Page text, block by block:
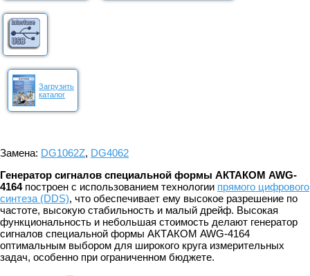
Загрузить
каталог
Замена: DG1062Z, DG4062
Генератор сигналов специальной формы АКТАКОМ AWG-
4164построен с использованием технологии прямого цифрового
синтеза (DDS), что обеспечивает ему высокое разрешение по
частоте, высокую стабильность и малый дрейф. Высокая
функциональность и небольшая стоимость делают генератор
сигналов специальной формы АКТАКОМ AWG-4164
оптимальным выбором для широкого круга измерительных
задач, особенно при ограниченном бюджете.